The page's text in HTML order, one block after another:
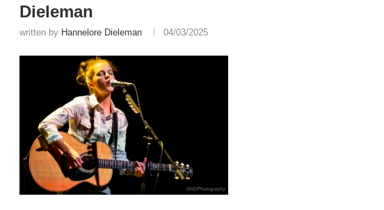
Dieleman
written by Hannelore Dieleman 04/03/2025